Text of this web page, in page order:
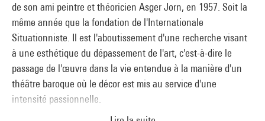
de son ami peintre et théoricien Asger Jorn, en 1957. Soit la
même année que la fondation de l'Internationale
Situationniste. Il est l'aboutissement d'une recherche visant
à une esthétique du dépassement de l'art, c'est-à-dire le
passage de l'œuvre dans la vie entendue à la manière d'un
théâtre baroque où le décor est mis au service d'une
intensité passionnelle.